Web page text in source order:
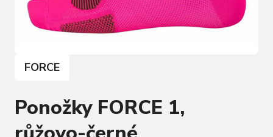
FORCE
Ponožky FORCE 1,